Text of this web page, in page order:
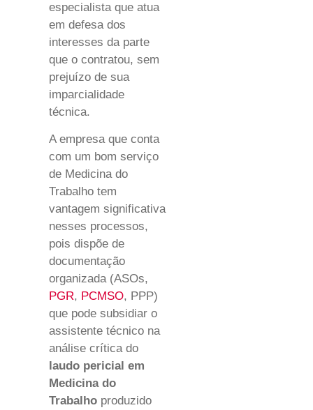
especialista que atua
em defesa dos
interesses da parte
que o contratou, sem
prejuízo de sua
imparcialidade
técnica.
A empresa que conta
com um bom serviço
de Medicina do
Trabalho tem
vantagem significativa
nesses processos,
pois dispõe de
documentação
organizada (ASOs,
PGR, PCMSO, PPP)
que pode subsidiar o
assistente técnico na
análise crítica do
laudo pericial em
Medicina do
Trabalho produzido